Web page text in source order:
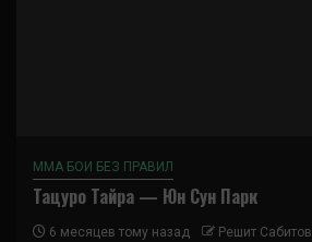
ММА БОИ БЕЗ ПРАВИЛ
Тацуро Тайра — Юн Сун Парк
6 месяцев тому назад Решит Сабитов